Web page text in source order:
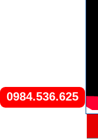
0984.536.625